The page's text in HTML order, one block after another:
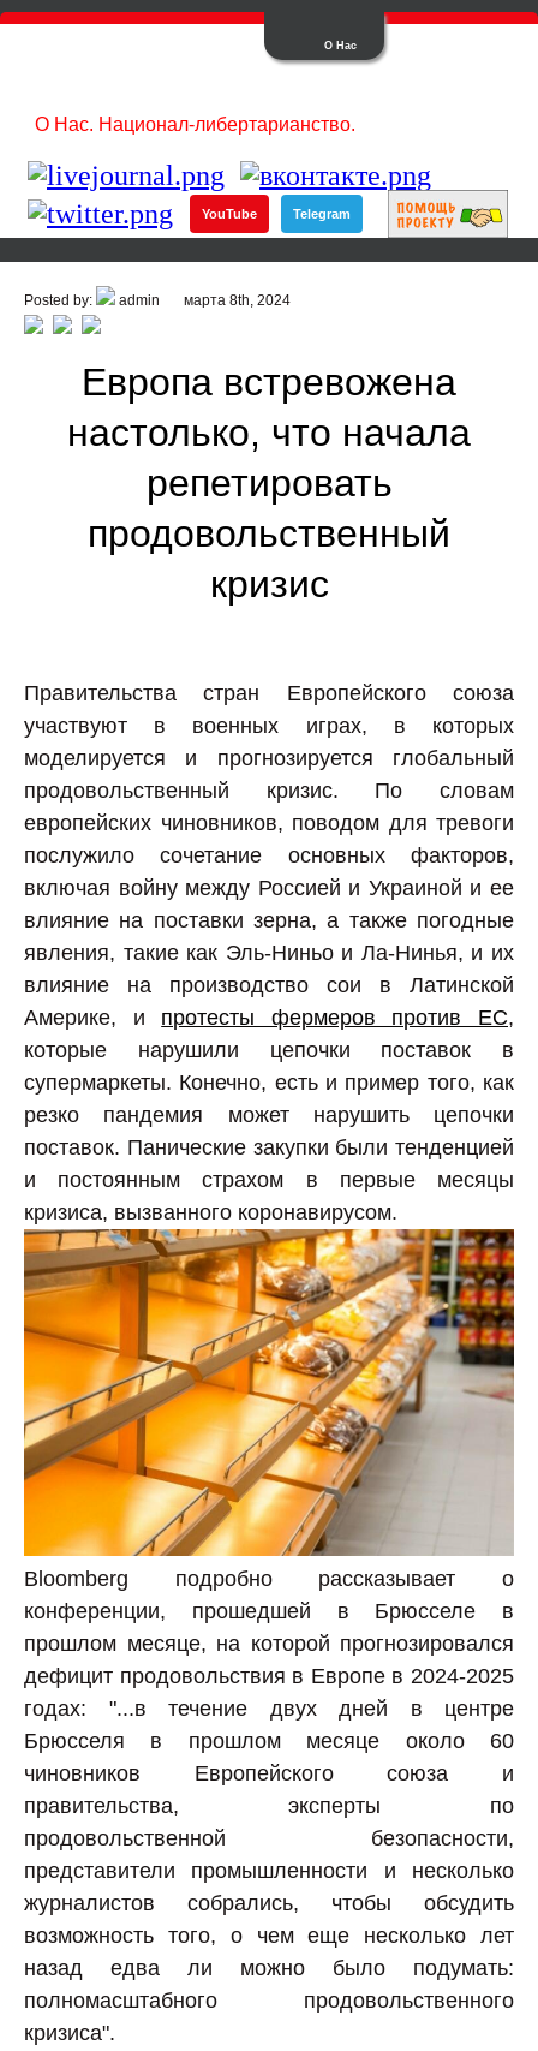
О Нас
О Нас. Национал-либертарианство.
YouTube Telegram
Posted by: admin марта 8th, 2024
Европа встревожена
настолько, что начала
репетировать
продовольственный
кризис
Правительства стран Европейского союза
участвуют в военных играх, в которых
моделируется и прогнозируется глобальный
продовольственный кризис. По словам
европейских чиновников, поводом для тревоги
послужило сочетание основных факторов,
включая войну между Россией и Украиной и ее
влияние на поставки зерна, а также погодные
явления, такие как Эль-Ниньо и Ла-Нинья, и их
влияние на производство сои в Латинской
Америке, и протесты фермеров против ЕС,
которые нарушили цепочки поставок в
супермаркеты. Конечно, есть и пример того, как
резко пандемия может нарушить цепочки
поставок. Панические закупки были тенденцией
и постоянным страхом в первые месяцы
кризиса, вызванного коронавирусом.
Bloomberg подробно рассказывает о
конференции, прошедшей в Брюсселе в
прошлом месяце, на которой прогнозировался
дефицит продовольствия в Европе в 2024-2025
годах: "...в течение двух дней в центре
Брюсселя в прошлом месяце около 60
чиновников Европейского союза и
правительства, эксперты по
продовольственной безопасности,
представители промышленности и несколько
журналистов собрались, чтобы обсудить
возможность того, о чем еще несколько лет
назад едва ли можно было подумать:
полномасштабного продовольственного
кризиса".